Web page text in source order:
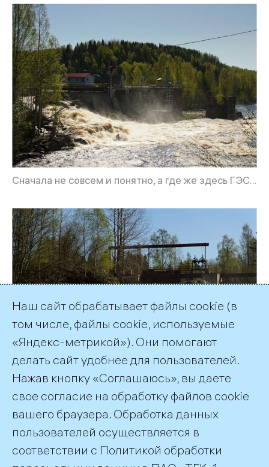
Сначала не совсем и понятно, а где же здесь ГЭС...
Сброс воды на противоположном берегу, а точнее
- островке
©2026 ПАО «ТГК–1»
Наш сайт обрабатывает файлы cookie (в
том числе, файлы cookie, используемые
«Яндекс-метрикой»). Они помогают
делать сайт удобнее для пользователей.
Нажав кнопку «Соглашаюсь», вы даете
свое согласие на обработку файлов cookie
вашего браузера. Обработка данных
пользователей осуществляется в
соответствии с Политикой обработки